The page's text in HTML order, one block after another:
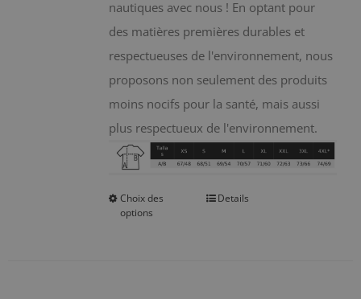
nautiques avec nous ! En optant pour
des matières premières durables et
respectueuses de l'environnement, nous
proposons non seulement des produits
moins nocifs pour la santé, mais aussi
plus respectueux de l'environnement.
Choix des
options
CeDetails